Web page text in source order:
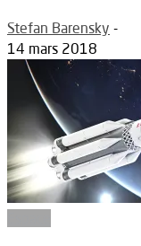
Stefan Barensky -
14 mars 2018